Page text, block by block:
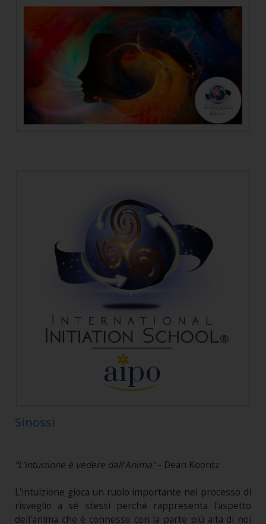
Sinossi
“L’Intuizione è vedere dall’Anima"- Dean Koontz
L'intuizione gioca un ruolo importante nel processo di
risveglio a sé stessi perché rappresenta l'aspetto
dell'anima che è connesso con la parte più alta di noi